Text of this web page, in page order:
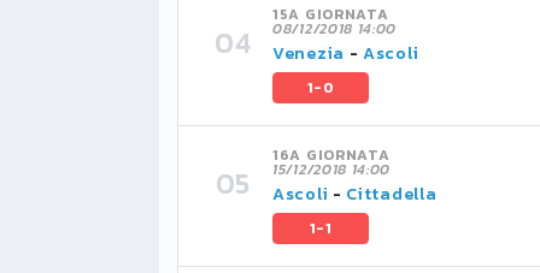
15A GIORNATA
08/12/2018 14:00
Venezia -Ascoli
1-0
16A GIORNATA
15/12/2018 14:00
Ascoli - Cittadella
1-1